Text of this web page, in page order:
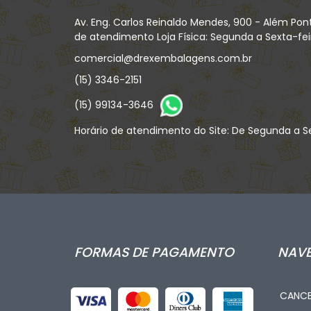
Rosa Bb
Roxa
T-01 Branco
T-02 Transparente
T-03 Preto
T-04 Azul Bic
T-05 Azul Bebe
T-07 Pink
T-10 Verde Escuro
Av. Eng. Carlos Reinaldo Mendes, 900 - Além
de atendimento Loja Física: Segunda a Sexta-
comercial@drexembalagens.com.br
(15) 3346-2151
(15) 99134-3646
Horário de atendimento do Site: De Segunda a
FORMAS DE PAGAMENTO